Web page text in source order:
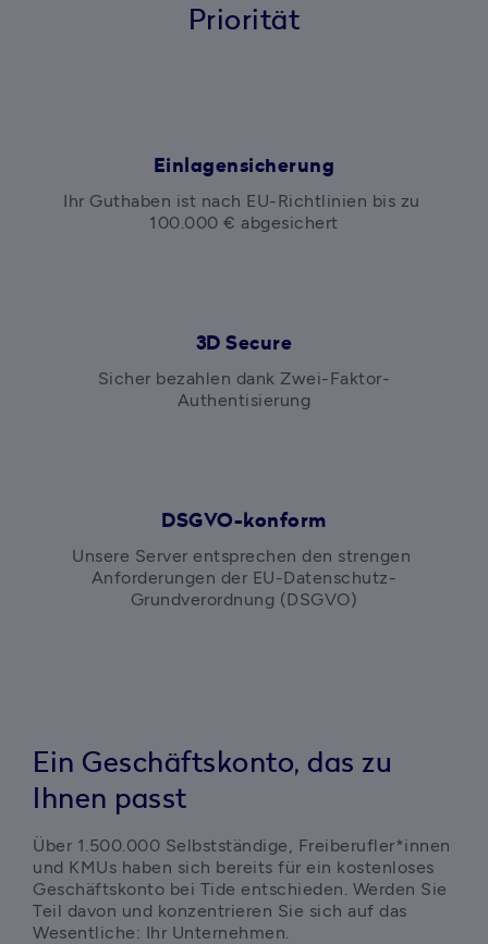
Priorität
Einlagensicherung
Ihr Guthaben ist nach EU-Richtlinien bis zu
100.000 € abgesichert
3D Secure
Sicher bezahlen dank Zwei-Faktor-
Authentisierung
DSGVO-konform
Unsere Server entsprechen den strengen
Anforderungen der EU-Datenschutz-
Grundverordnung (DSGVO)
Ein Geschäftskonto, das zu
Ihnen passt
Über 1.500.000 Selbstständige, Freiberufler*innen
und KMUs haben sich bereits für ein kostenloses
Geschäftskonto bei Tide entschieden. Werden Sie
Teil davon und konzentrieren Sie sich auf das
Wesentliche: Ihr Unternehmen.